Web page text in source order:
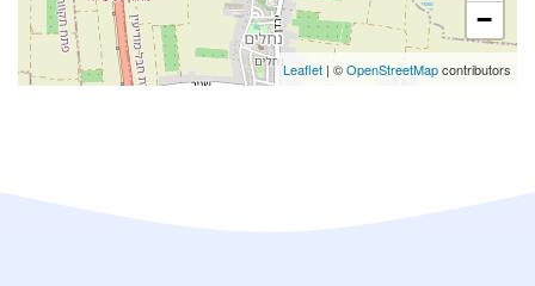
−
Leaflet | ©OpenStreetMapcontributors